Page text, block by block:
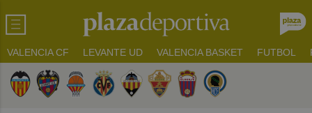
VALENCIA CF LEVANTE UD VALENCIA BASKET FUTBOL